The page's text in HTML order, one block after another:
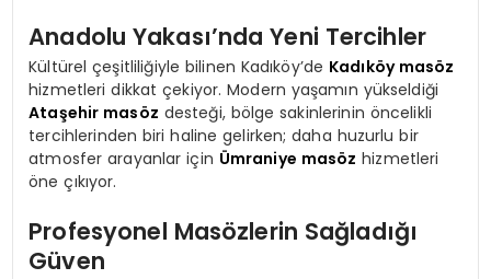
Anadolu Yakası’nda Yeni Tercihler
Kültürel çeşitliliğiyle bilinen Kadıköy’de Kadıköy masöz
hizmetleri dikkat çekiyor. Modern yaşamın yükseldiği
Ataşehir masöz desteği, bölge sakinlerinin öncelikli
tercihlerinden biri haline gelirken; daha huzurlu bir
atmosfer arayanlar için Ümraniye masöz hizmetleri
öne çıkıyor.
Profesyonel Masözlerin Sağladığı
Güven